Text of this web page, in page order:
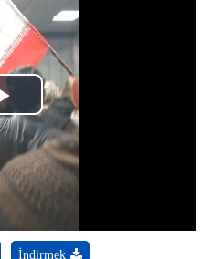
Play
Video
İndirmek